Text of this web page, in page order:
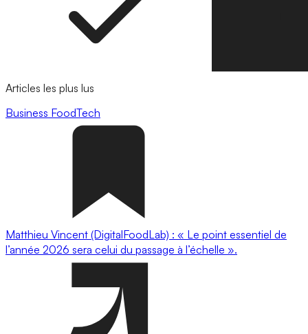
Articles les plus lus
Business FoodTech
Matthieu Vincent (DigitalFoodLab) : « Le point essentiel de
l’année 2026 sera celui du passage à l’échelle ».